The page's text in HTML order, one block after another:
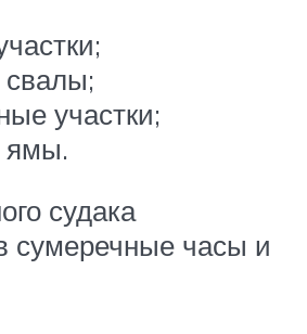
участки;
ямы.
судака
сумеречные часы и